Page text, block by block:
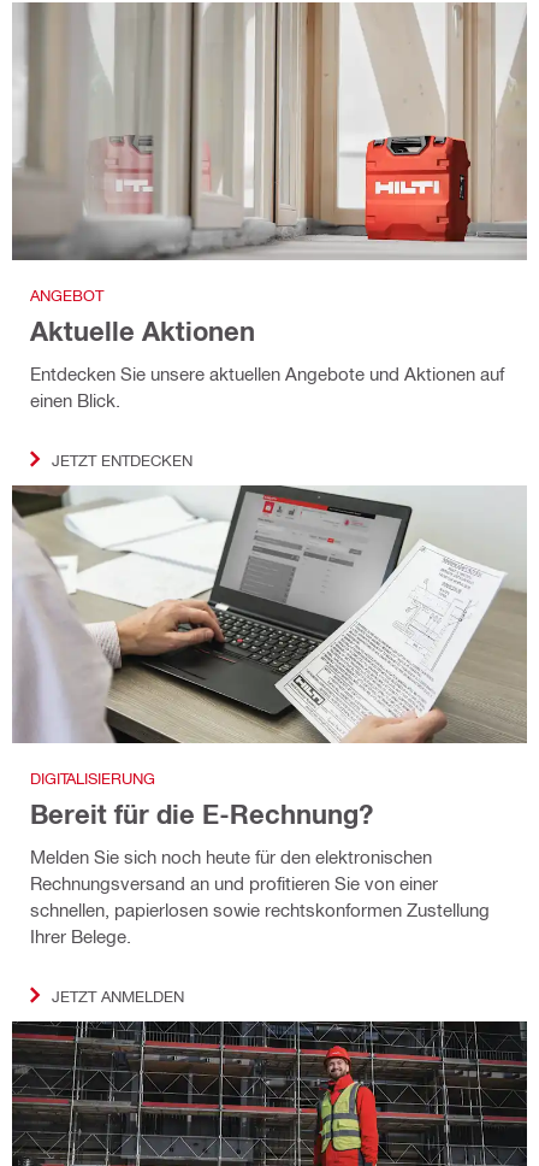
ANGEBOT
Aktuelle Aktionen
Entdecken Sie unsere aktuellen Angebote und Aktionen auf
einen Blick.
JETZT ENTDECKEN
DIGITALISIERUNG
Bereit für die E-Rechnung?
Melden Sie sich noch heute für den elektronischen
Rechnungsversand an und profitieren Sie von einer
schnellen, papierlosen sowie rechtskonformen Zustellung
Ihrer Belege.
JETZT ANMELDEN